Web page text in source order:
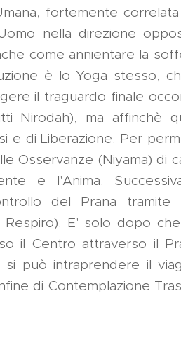
fortemente
nella direzione
come annientare la
è lo Yoga stesso,
il traguardo finale
Nirodah), ma affinchè
e di Liberazione. Per
Osservanze (Niyama) di
e l'Anima.
del Prana tramite
Respiro). E' solo dopo
il Centro attraverso il
può intraprendere il
di Contemplazione